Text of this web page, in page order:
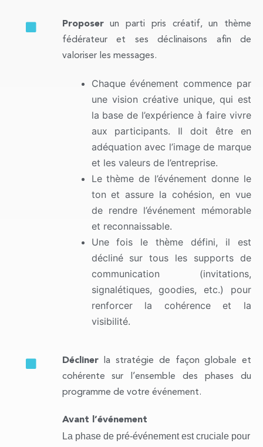
Proposerun parti pris créatif, un thème
fédérateur et ses déclinaisons afin de
valoriser les messages.
Chaque événement commence par
une vision créative unique, qui est
la base de l’expérience à faire vivre
aux participants. Il doit être en
adéquation avec l’image de marque
et les valeurs de l’entreprise.
Le thème de l’événement donne le
ton et assure la cohésion, en vue
de rendre l’événement mémorable
et reconnaissable.
Une fois le thème défini, il est
décliné sur tous les supports de
communication (invitations,
signalétiques, goodies, etc.) pour
renforcer la cohérence et la
visibilité.
Déclinerla stratégie de façon globale et
cohérente sur l’ensemble des phases du
programme de votre événement.
Avant l’événement
La phase de pré-événement est cruciale pour